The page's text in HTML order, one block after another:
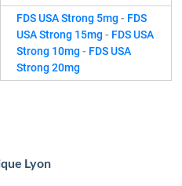
FDS USA Strong 5mg - FDS
USA Strong 15mg - FDS USA
Strong 10mg - FDS USA
Strong 20mg
Lyon